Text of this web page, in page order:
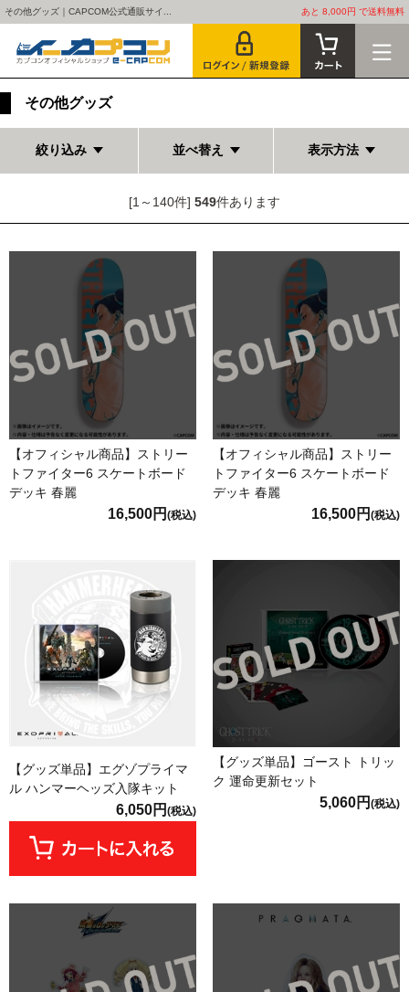
その他グッズ｜CAPCOM公式通販サイ... あと 8,000円 で送料無料
その他グッズ
絞り込み 並べ替え 表示方法
[1～140件] 549件あります
【オフィシャル商品】ストリー
トファイター6 スケートボード
デッキ 春麗
16,500円 (税込)
【オフィシャル商品】ストリー
トファイター6 スケートボード
デッキ 春麗
16,500円 (税込)
【グッズ単品】エグゾプライマ
ル ハンマーヘッズ入隊キット
6,050円 (税込)
【グッズ単品】ゴースト トリッ
ク 運命更新セット
5,060円 (税込)